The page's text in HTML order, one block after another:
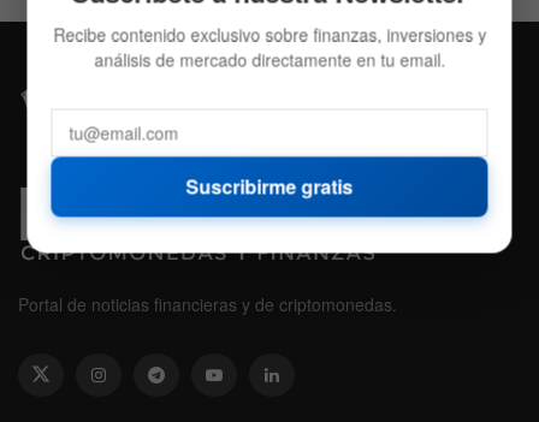
Portal de noticias financieras y de criptomonedas.
Recibe contenido exclusivo sobre finanzas, inversiones y
análisis de mercado directamente en tu email.
Suscribirme gratis